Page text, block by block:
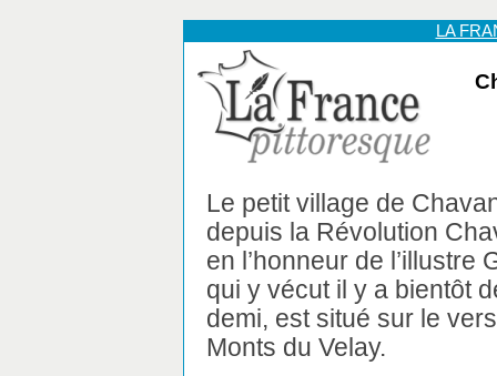
LA
Le petit village de
depuis la Révolution
en l’honneur de l’illustre
qui y vécut il y a bientôt
demi, est situé sur le
Monts du Velay.